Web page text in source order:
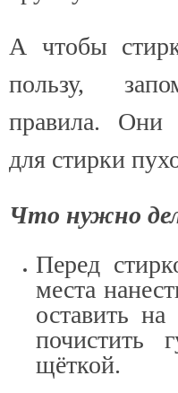
А чтобы
пользу,
правила. Они
для стирки
Что нужно
Перед
места
оставить
почистить
щёткой.